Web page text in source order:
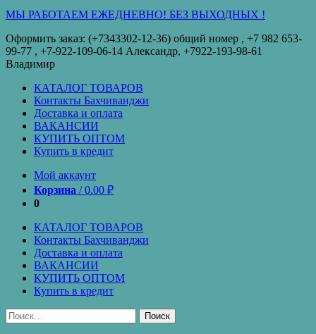
МЫ РАБОТАЕМ ЕЖЕДНЕВНО! БЕЗ ВЫХОДНЫХ !
Оформить заказ: (+7343302-12-36) общий номер , ‪+7 982 653-
99-77‬ , +7-922-109-06-14 Александр, +7922-193-98-61
Владимир
КАТАЛОГ ТОВАРОВ
Контакты Бахчиванджи
Доставка и оплата
ВАКАНСИИ
КУПИТЬ ОПТОМ
Купить в кредит
Мой аккаунт
Корзина /0.00 ₽
0
КАТАЛОГ ТОВАРОВ
Контакты Бахчиванджи
Доставка и оплата
ВАКАНСИИ
КУПИТЬ ОПТОМ
Купить в кредит
Найти: